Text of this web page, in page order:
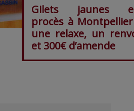
Gilets jaunes
procès à
une relaxe, un
et 300€ d’amende